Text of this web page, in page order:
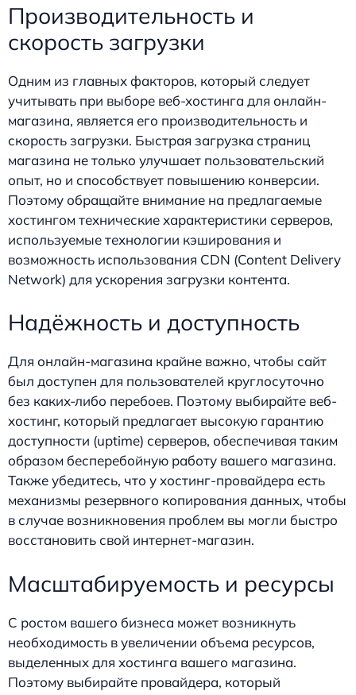
Производительность и
скорость загрузки
Одним из главных факторов, который следует
учитывать при выборе веб-хостинга для онлайн-
магазина, является его производительность и
скорость загрузки. Быстрая загрузка страниц
магазина не только улучшает пользовательский
опыт, но и способствует повышению конверсии.
Поэтому обращайте внимание на предлагаемые
хостингом технические характеристики серверов,
используемые технологии кэширования и
возможность использования CDN (Content Delivery
Network) для ускорения загрузки контента.
Надёжность и доступность
Для онлайн-магазина крайне важно, чтобы сайт
был доступен для пользователей круглосуточно
без каких-либо перебоев. Поэтому выбирайте веб-
хостинг, который предлагает высокую гарантию
доступности (uptime) серверов, обеспечивая таким
образом бесперебойную работу вашего магазина.
Также убедитесь, что у хостинг-провайдера есть
механизмы резервного копирования данных, чтобы
в случае возникновения проблем вы могли быстро
восстановить свой интернет-магазин.
Масштабируемость и ресурсы
С ростом вашего бизнеса может возникнуть
необходимость в увеличении объема ресурсов,
выделенных для хостинга вашего магазина.
Поэтому выбирайте провайдера, который